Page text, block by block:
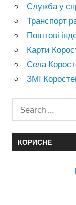
Служба у
Транспорт
Поштові
Карти
Села
ЗМІ
КОРИСНЕ